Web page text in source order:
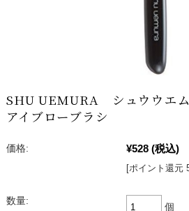
SHU UEMURA シュウウエ
アイブローブラシ
価格: ¥528 (税込)
[ポイント還元
数量:
個